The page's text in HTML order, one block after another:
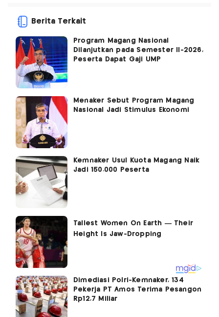
Berita Terkait
Program Magang Nasional
Dilanjutkan pada Semester II-2026,
Peserta Dapat Gaji UMP
Menaker Sebut Program Magang
Nasional Jadi Stimulus Ekonomi
Kemnaker Usul Kuota Magang Naik
Jadi 150.000 Peserta
Dimediasi Polri-Kemnaker, 134
Pekerja PT Amos Terima Pesangon
Rp12,7 Miliar